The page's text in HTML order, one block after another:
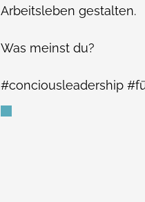
Arbeitsleben gestalten.
Was meinst du?
#conciousleadership